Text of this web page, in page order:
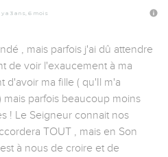
y a 3 ans, 6 mois
, mais parfois j'ai dû attendre
de voir l'exaucement à ma
d'avoir ma fille ( qu'Il m'a
mais parfois beaucoup moins
! Le Seigneur connait nos
TOUT , mais en Son
à nous de croire et de